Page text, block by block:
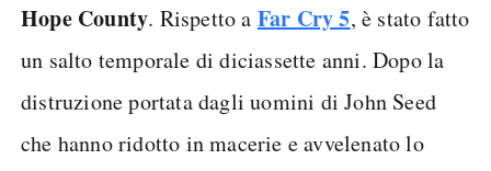
Hope County. Rispetto a Far Cry 5, è stato fatto
un salto temporale di diciassette anni. Dopo la
distruzione portata dagli uomini di John Seed
che hanno ridotto in macerie e avvelenato lo